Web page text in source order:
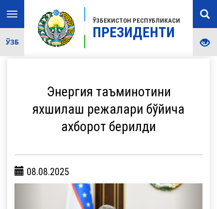
ЎЗБЕКИСТОН РЕСПУБЛИКАСИ
ПРЕЗИДЕНТИ
Toggle
navigation
ЎЗБ
Энергия таъминотини
яхшилаш режалари бўйича
ахборот берилди
08.08.2025